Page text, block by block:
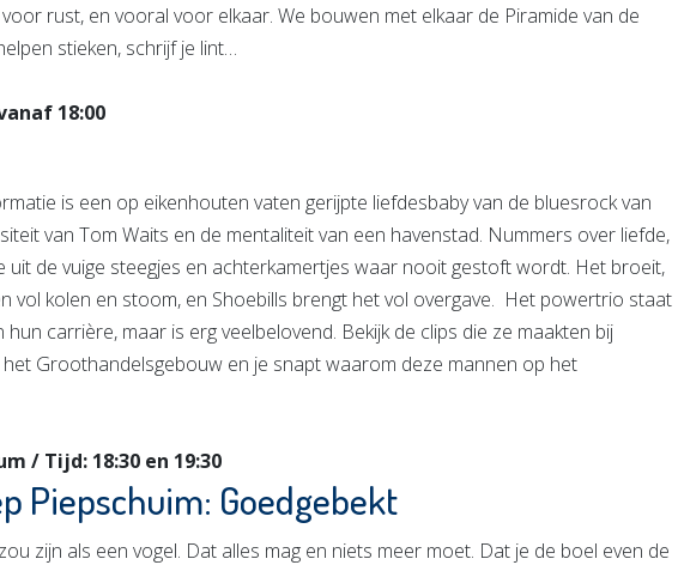
rust, en vooral voor elkaar. We bouwen met elkaar de Piramide van de
stieken, schrijf je lint…
18:00
is een op eikenhouten vaten gerijpte liefdesbaby van de bluesrock van
van Tom Waits en de mentaliteit van een havenstad. Nummers over liefde,
uit de vuige steegjes en achterkamertjes waar nooit gestoft wordt. Het broeit,
vol kolen en stoom, en Shoebills brengt het vol overgave. Het powertrio staat
hun carrière, maar is erg veelbelovend. Bekijk de clips die ze maakten bij
Groothandelsgebouw en je snapt waarom deze mannen op het
/ Tijd: 18:30 en 19:30
Piepschuim: Goedgebekt
zijn als een vogel. Dat alles mag en niets meer moet. Dat je de boel even de